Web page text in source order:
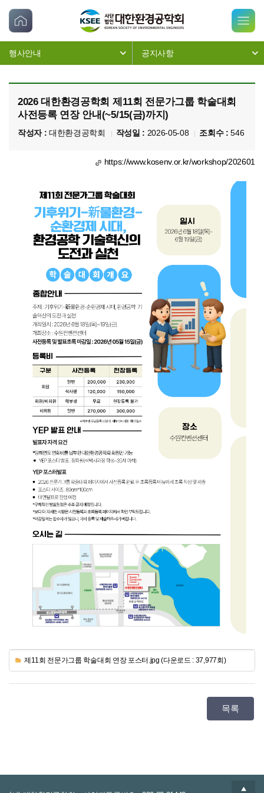
행사안내 공지사항
2026 대한환경공학회 제11회 전문가그룹 학술대회
사전등록 연장 안내(~5/15(금)까지)
작성자 :대한환경공학회 작성일 : 2026-05-08 조회수 :546
https://www.kosenv.or.kr/workshop/202601
제11회 전문가그룹 학술대회 연장 포스터.jpg (다운로드 : 37,977회)
목록
▲